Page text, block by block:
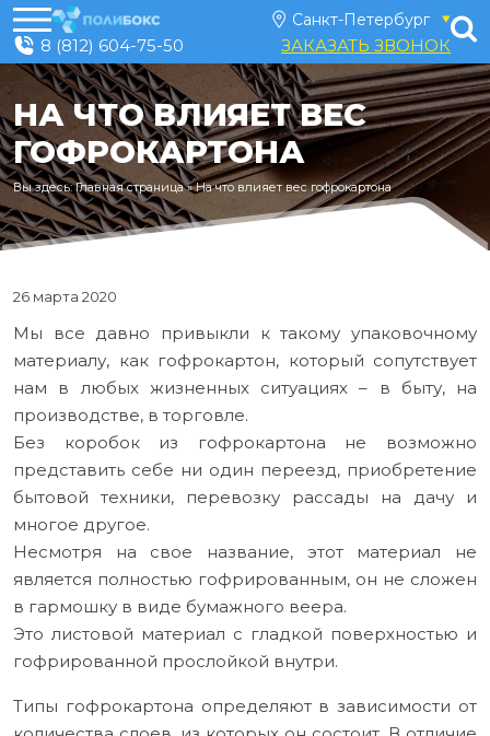
8 (812) 604-75-50 ЗАКАЗАТЬ ЗВОНОК
НА ЧТО ВЛИЯЕТ ВЕС
ГОФРОКАРТОНА
Вы здесь: Главная страница»На что влияет вес гофрокартона
26 марта 2020
Мы все давно привыкли к такому упаковочному
материалу, как гофрокартон, который сопутствует
нам в любых жизненных ситуациях – в быту, на
производстве, в торговле.
Без коробок из гофрокартона не возможно
представить себе ни один переезд, приобретение
бытовой техники, перевозку рассады на дачу и
многое другое.
Несмотря на свое название, этот материал не
является полностью гофрированным, он не сложен
в гармошку в виде бумажного веера.
Это листовой материал с гладкой поверхностью и
гофрированной прослойкой внутри.
Типы гофрокартона определяют в зависимости от